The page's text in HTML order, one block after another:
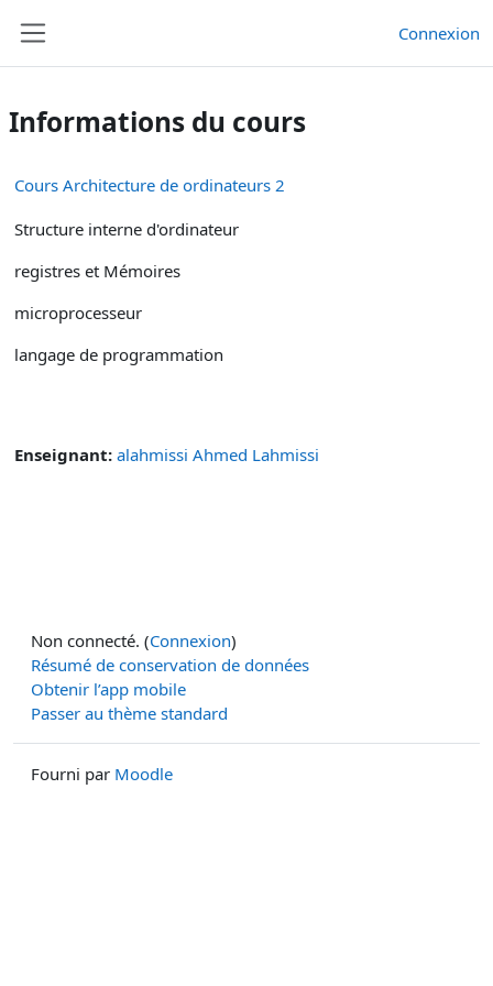
Connexion
Informations du cours
Cours Architecture de ordinateurs 2
Structure interne d'ordinateur
registres et Mémoires
microprocesseur
langage de programmation
Enseignant: alahmissi Ahmed Lahmissi
Non connecté. (Connexion)
Résumé de conservation de données
Obtenir l’app mobile
Passer au thème standard
Fourni par Moodle